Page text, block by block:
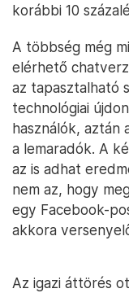
korábbi 10
A többség még
elérhető
az tapasztalható
technológiai
használók, aztán
a lemaradók. A
az is adhat
nem az, hogy
egy Facebook-
akkora
Az igazi áttörés